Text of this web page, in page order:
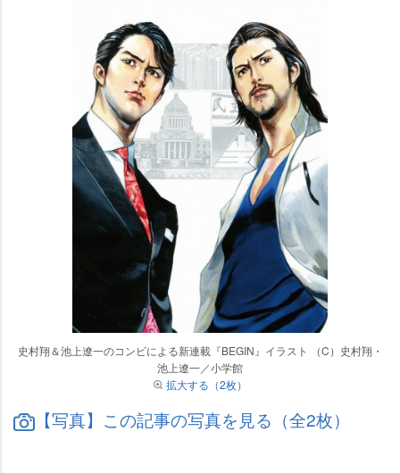
史村翔＆池上遼一のコンビによる新連載『BEGIN』イラスト （C）史村翔・
池上遼一／小学館
拡大する（2枚）
【写真】この記事の写真を見る（全2枚）